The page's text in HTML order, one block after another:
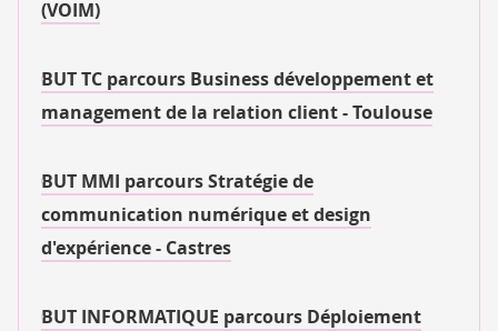
(VOIM)
BUT TC parcours Business développement et
management de la relation client - Toulouse
BUT MMI parcours Stratégie de
communication numérique et design
d'expérience - Castres
BUT INFORMATIQUE parcours Déploiement